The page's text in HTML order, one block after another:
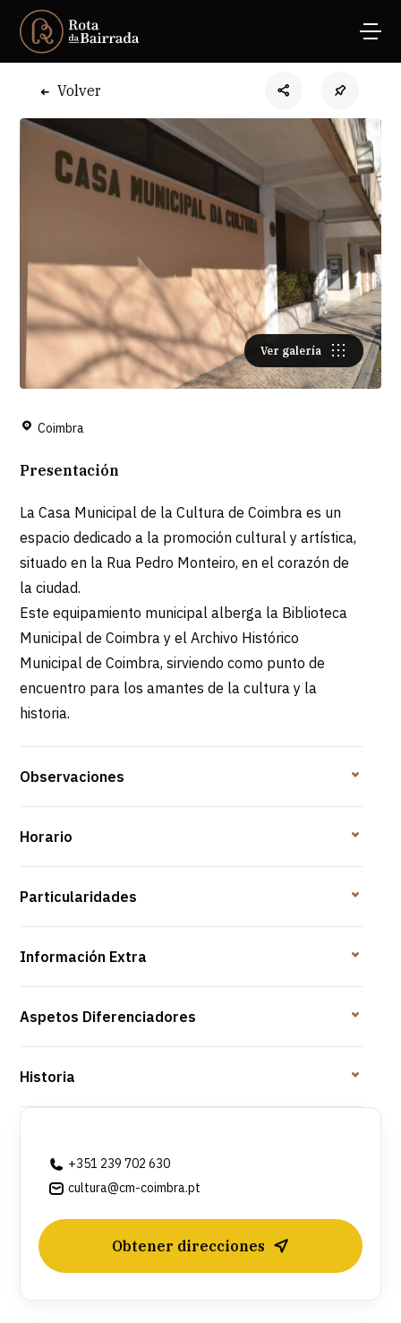
Volver
Ver galería
Coimbra
Presentación
La Casa Municipal de la Cultura de Coimbra es un
espacio dedicado a la promoción cultural y artística,
situado en la Rua Pedro Monteiro, en el corazón de
la ciudad.
Este equipamiento municipal alberga la Biblioteca
Municipal de Coimbra y el Archivo Histórico
Municipal de Coimbra, sirviendo como punto de
encuentro para los amantes de la cultura y la
historia.
Observaciones
Horario
Particularidades
Información Extra
Aspetos Diferenciadores
Historia
+351 239 702 630
cultura@cm-coimbra.pt
Obtener direcciones